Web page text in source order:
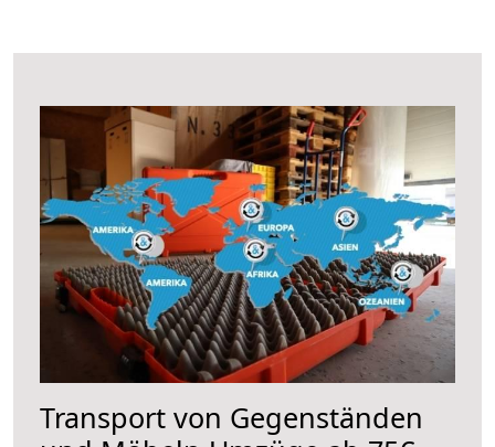
Transport von Gegenständen